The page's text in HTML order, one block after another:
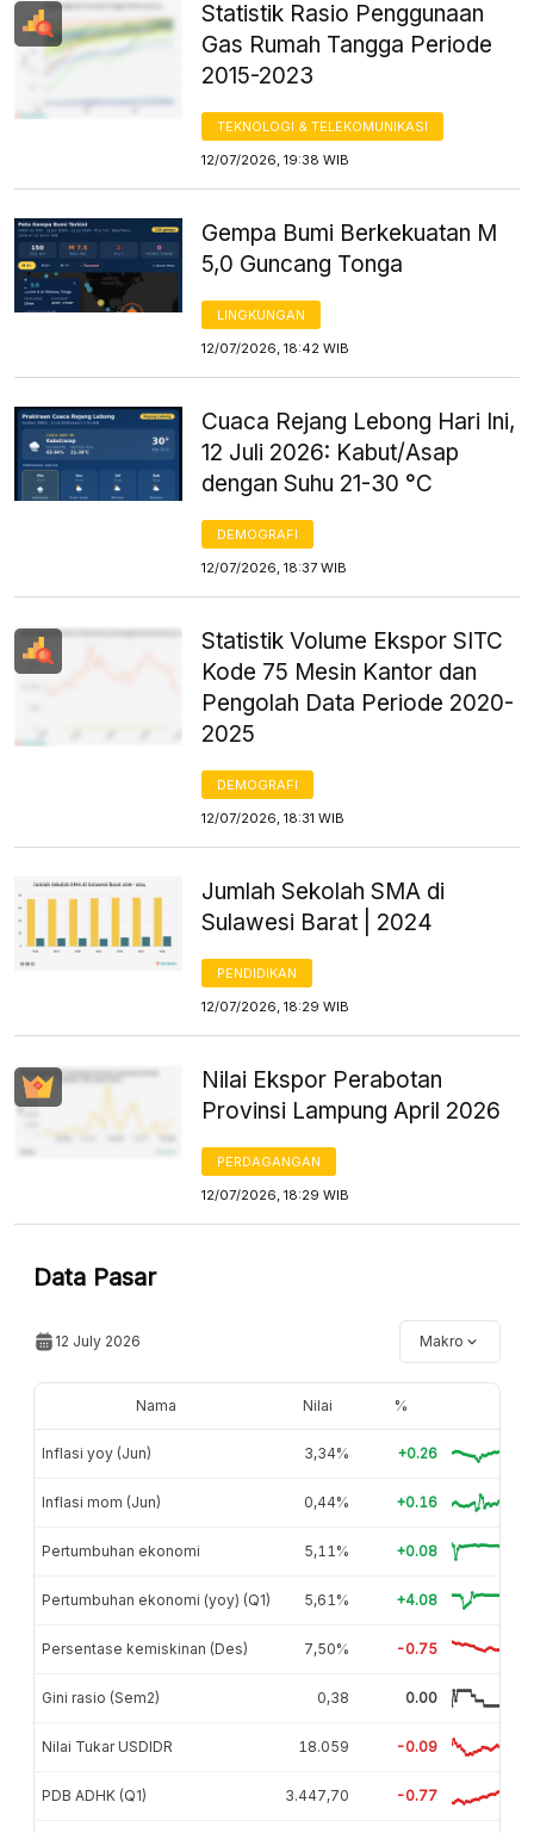
Statistik Rasio Penggunaan
Gas Rumah Tangga Periode
2015-2023
TEKNOLOGI & TELEKOMUNIKASI
12/07/2026, 19:38 WIB
Gempa Bumi Berkekuatan M
5,0 Guncang Tonga
LINGKUNGAN
12/07/2026, 18:42 WIB
Cuaca Rejang Lebong Hari Ini,
12 Juli 2026: Kabut/Asap
dengan Suhu 21-30 °C
DEMOGRAFI
12/07/2026, 18:37 WIB
Statistik Volume Ekspor SITC
Kode 75 Mesin Kantor dan
Pengolah Data Periode 2020-
2025
DEMOGRAFI
12/07/2026, 18:31 WIB
Jumlah Sekolah SMA di
Sulawesi Barat | 2024
PENDIDIKAN
12/07/2026, 18:29 WIB
Nilai Ekspor Perabotan
Provinsi Lampung April 2026
PERDAGANGAN
12/07/2026, 18:29 WIB
Data Pasar
12 July 2026 Makro
Nama Nilai %
Inflasi yoy (Jun) 3,34% +0.26
Inflasi mom (Jun) 0,44% +0.16
Pertumbuhan ekonomi 5,11% +0.08
Pertumbuhan ekonomi (yoy) (Q1) 5,61% +4.08
Persentase kemiskinan (Des) 7,50% -0.75
Gini rasio (Sem2) 0,38 0.00
Nilai Tukar USDIDR 18.059 -0.09
PDB ADHK (Q1) 3.447,70 -0.77